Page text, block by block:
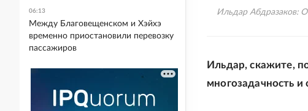
Ильдар Абдразаков:
Ильдар, скажите,
многозадачность и
06:13
Между Благовещенском и Хэйхэ
временно приостановили перевозку
пассажиров